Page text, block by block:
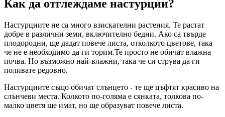
Как да отглеждаме настурции?
Настурциите не са много взискателни растения. Те растат
добре в различни земи, включително бедни. Ако са твърде
плодородни, ще дадат повече листа, отколкото цветове, така
че не е необходимо да ги торим.Те просто не обичат влажна
почва. Но възможно най-влажни, така че си струва да ги
поливате редовно.
Настурциите също обичат слънцето - те ще цъфтят красиво на
слънчеви места. Колкото по-голяма е сянката, толкова по-
малко цветя ще имат, но ще образуват повече листа.